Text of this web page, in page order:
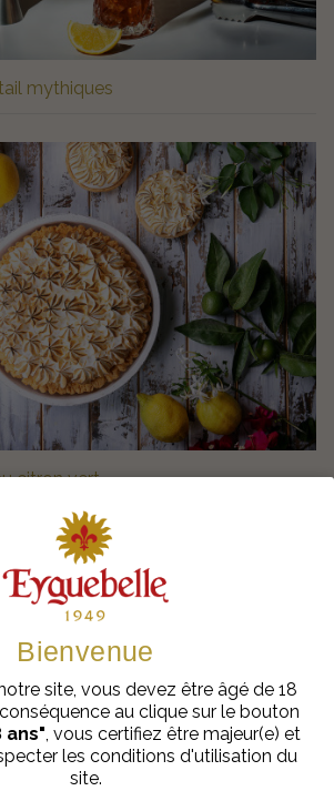
mythiques
citron vert
Bienvenue
site, vous devez être âgé de 18
au clique sur le bouton
ans", vous certifiez être majeur(e) et
les conditions d'utilisation du
site.